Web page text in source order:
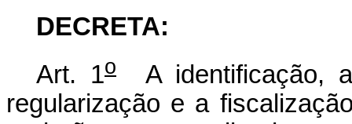
DECRETA:
Art. 1o
A identificação,
regularização e a